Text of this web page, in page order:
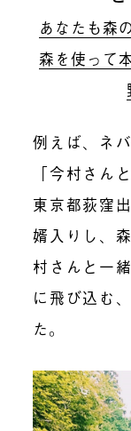
あなたも森
森を使って
例えば、ネ
「今村さん
東京都荻窪
婿入りし、
村さんと一
に飛び込む
た。